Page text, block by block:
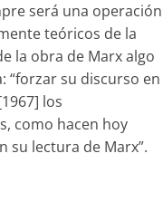
será una operación
teóricos de la
la obra de Marx algo
“forzar su discurso en
los
como hacen hoy
su lectura de Marx”.